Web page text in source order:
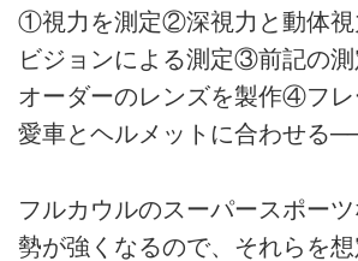
①視力を測定②深視力と動体視
ビジョンによる測定③前記の
オーダーのレンズを製作④フ
愛車とヘルメットに合わせる──
フルカウルのスーパースポー
勢が強くなるので、それらを想